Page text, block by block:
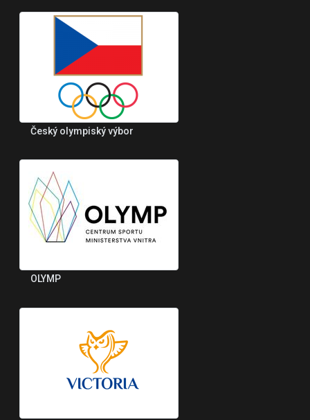
Český olympiský výbor
OLYMP